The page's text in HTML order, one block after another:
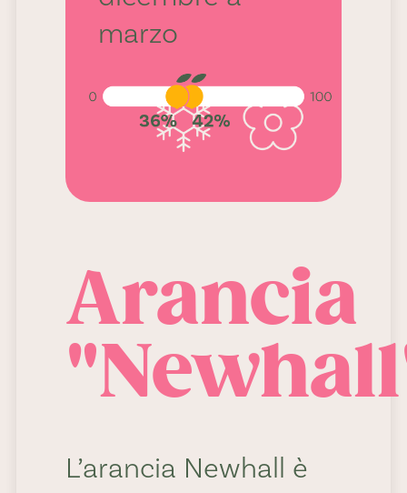
Usi e
ricette
marzo
Arancia
L’arancia Newhall è